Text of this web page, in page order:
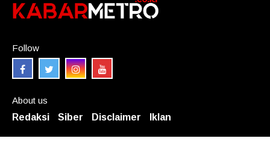
Follow
About us
Redaksi
Siber Disclaimer Iklan